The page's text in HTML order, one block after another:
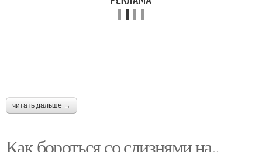
читать дальше →
Как бороться со слизнями на..